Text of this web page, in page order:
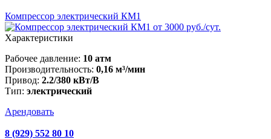
Компрессор электрический КМ1
от 3000 руб./сут.
Характеристики
Рабочее давление: 10 атм
Производительность: 0,16 м³/мин
Привод: 2.2/380 кВт/В
Тип: электрический
Арендовать
8 (929) 552 80 10